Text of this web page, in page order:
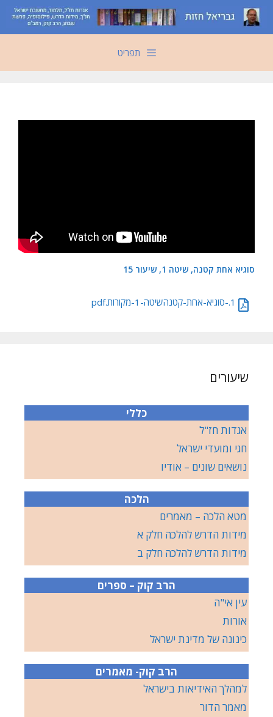
לדלג
לתוכן
תפריט
סוגיא אחת קטנה, שיטה 1, שיעור 15
1.-סוגיא-אחת-קטנהשיטה-1-מקורות.pdf
שיעורים
כללי
אגדות חז"ל
חגי ומועדי ישראל
נושאים שונים – אודיו
הלכה
מטא הלכה – מאמרים
מידות הדרש להלכה חלק א
מידות הדרש להלכה חלק ב
הרב קוק – ספרים
עין אי"ה
אורות
כינונה של מדינת ישראל
הרב קוק- מאמרים
למהלך האידיאות בישראל
מאמר הדור